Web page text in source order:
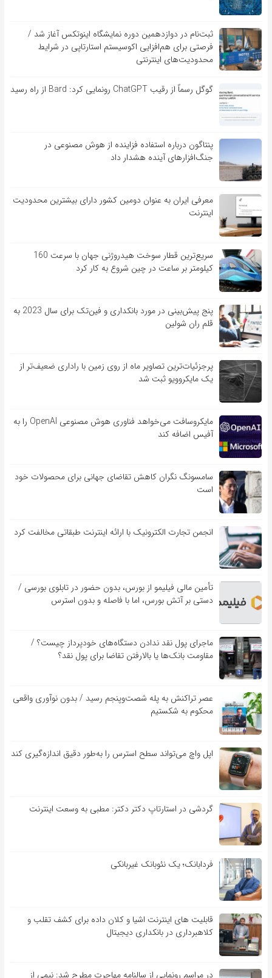
ثبت‌نام در دوازدهمین دوره نمایشگاه اینوتکس آغاز شد /
فرصتی برای هم‌افزایی اکوسیستم استارتاپی در شرایط
محدودیت‌های اینترنتی
گوگل رسماً از رقیب ChatGPT رونمایی کرد: Bard از راه رسید
پنتاگون درباره استفاده فزاینده از هوش مصنوعی در
جنگ‌افزارهای آینده هشدار داد
معرفی ایران به عنوان دومین کشور دارای بیشترین محدودیت
اینترنت
سریع‌ترین قطار سوخت هیدروژنی جهان با سرعت 160
کیلومتر بر ساعت در چین شروع به کار کرد
پنج پیش‌بینی در مورد بانکداری و فین‌تک برای سال 2023 به
قلم ران شولین
پرجزئیات‌ترین تصاویر ماه از روی زمین با راداری ضعیف‌تر از
یک مایکروویو ثبت شد
مایکروسافت می‌خواهد فناوری هوش مصنوعی OpenAI را به
آفیس اضافه کند
سامسونگ نگران کاهش تقاضای جهانی برای محصولات خود
است
انجمن تجارت الکترونیک با ارائه اینترنت طبقاتی مخالفت کرد
تأمین مالی فیلیمو از بورس، بدون حضور در تابلوی بورسی /
دستی بر آتش بورس، اما با فاصله و بدون استرس
ماجرای پول نقد ندادن دستگاه‌های خودپرداز چیست؟ /
مقاومت بانک‌ها یا بالارفتن تقاضا برای پول نقد؟
عصر تراکنش به پله شصت‌وپنجم رسید / بدون نوآوری واقعی
محکوم به شکستیم
اپل واچ می‌تواند سطح استرس را به‌طور دقیق اندازه‌گیری کند
گردشی در استارتاپ دکتر دکتر: مطبی به وسعت اینترنت
فردابانک؛ یک نئوبانک غیربانکی
قابلیت ‏های اینترنت اشیا و کلان‏ داده برای کشف تقلب و
کلاهبرداری در بانکداری دیجیتال
در مراسم رونمایی از سالنامه مهاجرت مطرح شد: نیمی از